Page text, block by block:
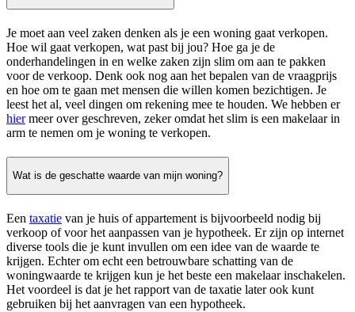
Je moet aan veel zaken denken als je een woning gaat verkopen.
Hoe wil gaat verkopen, wat past bij jou? Hoe ga je de
onderhandelingen in en welke zaken zijn slim om aan te pakken
voor de verkoop. Denk ook nog aan het bepalen van de vraagprijs
en hoe om te gaan met mensen die willen komen bezichtigen. Je
leest het al, veel dingen om rekening mee te houden. We hebben er
hiermeer over geschreven, zeker omdat het slim is een makelaar in
arm te nemen om je woning te verkopen.
Wat is de geschatte waarde van mijn woning?
Een taxatie van je huis of appartement is bijvoorbeeld nodig bij
verkoop of voor het aanpassen van je hypotheek. Er zijn op internet
diverse tools die je kunt invullen om een idee van de waarde te
krijgen. Echter om echt een betrouwbare schatting van de
woningwaarde te krijgen kun je het beste een makelaar inschakelen.
Het voordeel is dat je het rapport van de taxatie later ook kunt
gebruiken bij het aanvragen van een hypotheek.